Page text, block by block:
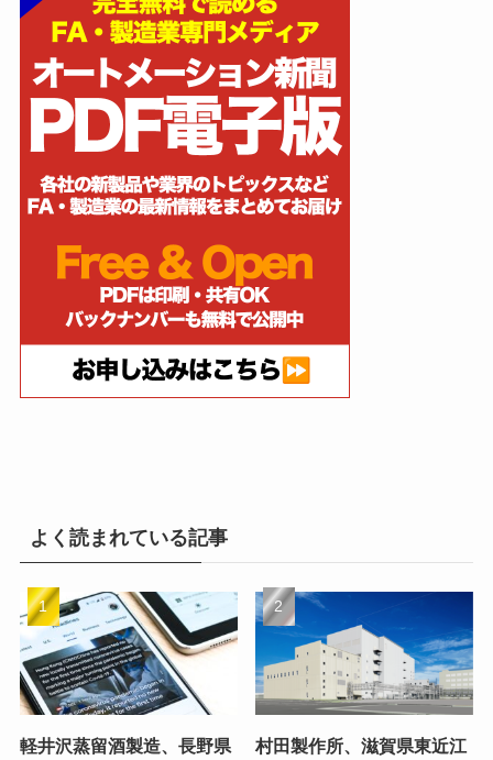
よく読まれている記事
軽井沢蒸留酒製造、長野県
村田製作所、滋賀県東近江